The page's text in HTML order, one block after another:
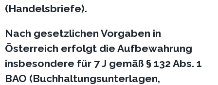
(Handelsbriefe).
Nach gesetzlichen Vorgaben in
Österreich erfolgt die Aufbewahrung
insbesondere für 7 J gemäß § 132 Abs. 1
BAO (Buchhaltungsunterlagen,